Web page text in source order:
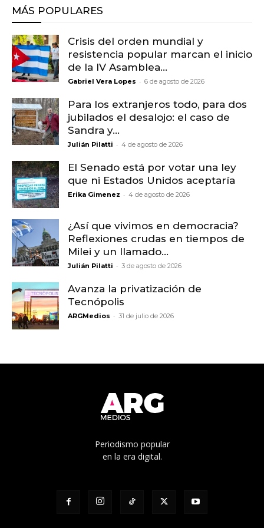
MÁS POPULARES
Crisis del orden mundial y
resistencia popular marcan el inicio
de la IV Asamblea...
Gabriel Vera Lopes - 6 de agosto de 2026
Para los extranjeros todo, para dos
jubilados el desalojo: el caso de
Sandra y...
Julián Pilatti - 4 de agosto de 2026
El Senado está por votar una ley
que ni Estados Unidos aceptaría
Erika Gimenez - 4 de agosto de 2026
¿Así que vivimos en democracia?
Reflexiones crudas en tiempos de
Milei y un llamado...
Julián Pilatti - 3 de agosto de 2026
Avanza la privatización de
Tecnópolis
ARGMedios - 31 de julio de 2026
Periodismo popular
en la era digital.